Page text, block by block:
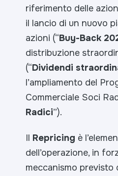
riferimento delle
il lancio di un nuovo
azioni (“Buy-Back
distribuzione
(“Dividendi
l’ampliamento del
Commerciale Soci
Radici”).
Il Repricing è
dell’operazione, in
meccanismo previsto